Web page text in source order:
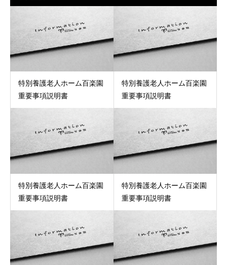
特別養護老人ホーム百楽園
重要事項説明書
特別養護老人ホーム百楽園
重要事項説明書
特別養護老人ホーム百楽園
重要事項説明書
特別養護老人ホーム百楽園
重要事項説明書